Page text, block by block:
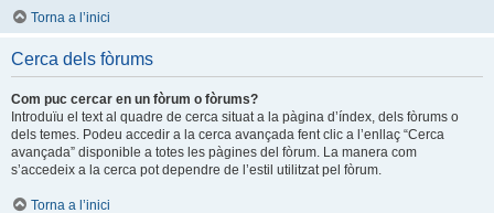
Torna a l’inici
Cerca dels fòrums
Com puc cercar en un fòrum o fòrums?
Introduïu el text al quadre de cerca situat a la pàgina d’índex, dels fòrums o
dels temes. Podeu accedir a la cerca avançada fent clic a l’enllaç “Cerca
avançada” disponible a totes les pàgines del fòrum. La manera com
s’accedeix a la cerca pot dependre de l’estil utilitzat pel fòrum.
Torna a l’inici